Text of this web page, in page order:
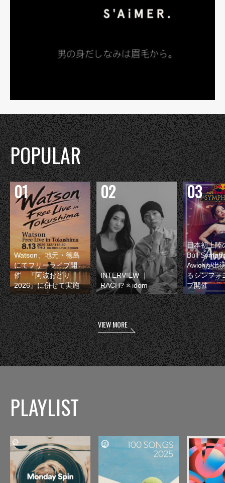
POPULAR
Watson、地元・徳島
にてフリーライブ開
催 『阿波おどり
2026』に併せて実施
INTERVIEW ｜
RACH? × idom
日本初上陸
Bull
Awichが出
るシンフォ
ブ開催
VIEW MORE
PLAYLIST